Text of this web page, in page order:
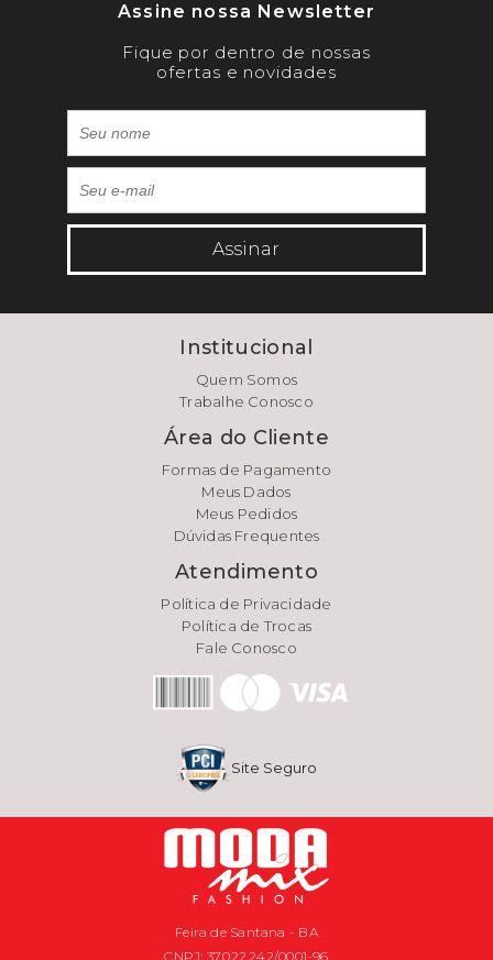
Assine nossa Newsletter
Fique por dentro de nossas
ofertas e novidades
Assinar
Institucional
Quem Somos
Trabalhe Conosco
Área do Cliente
Formas de Pagamento
Meus Dados
Meus Pedidos
Dúvidas Frequentes
Atendimento
Política de Privacidade
Política de Trocas
Fale Conosco
Site Seguro
Feira de Santana - BA
CNPJ: 37.022.242/0001-96